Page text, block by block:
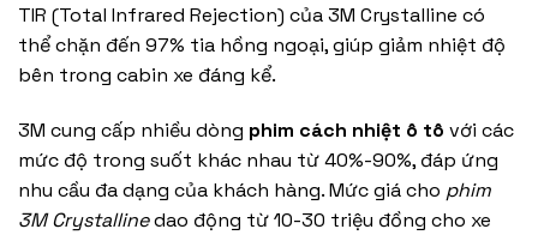
TIR (Total Infrared Rejection) của 3M Crystalline có
thể chặn đến 97% tia hồng ngoại, giúp giảm nhiệt độ
bên trong cabin xe đáng kể.
3M cung cấp nhiều dòng phim cách nhiệt ô tô với các
mức độ trong suốt khác nhau từ 40%-90%, đáp ứng
nhu cầu đa dạng của khách hàng. Mức giá cho phim
3M Crystallinedao động từ 10-30 triệu đồng cho xe